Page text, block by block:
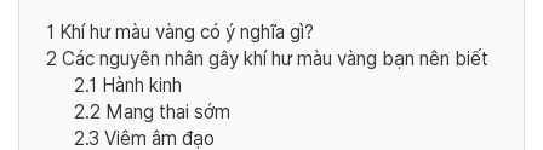
1 Khí hư màu vàng có ý nghĩa gì?
2 Các nguyên nhân gây khí hư màu vàng bạn nên biết
2.1 Hành kinh
2.2 Mang thai sớm
2.3 Viêm âm đạo